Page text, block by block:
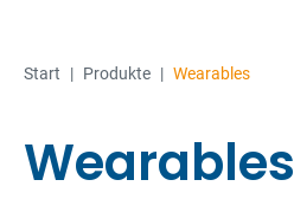
Start | Produkte | Wearables
Wearables